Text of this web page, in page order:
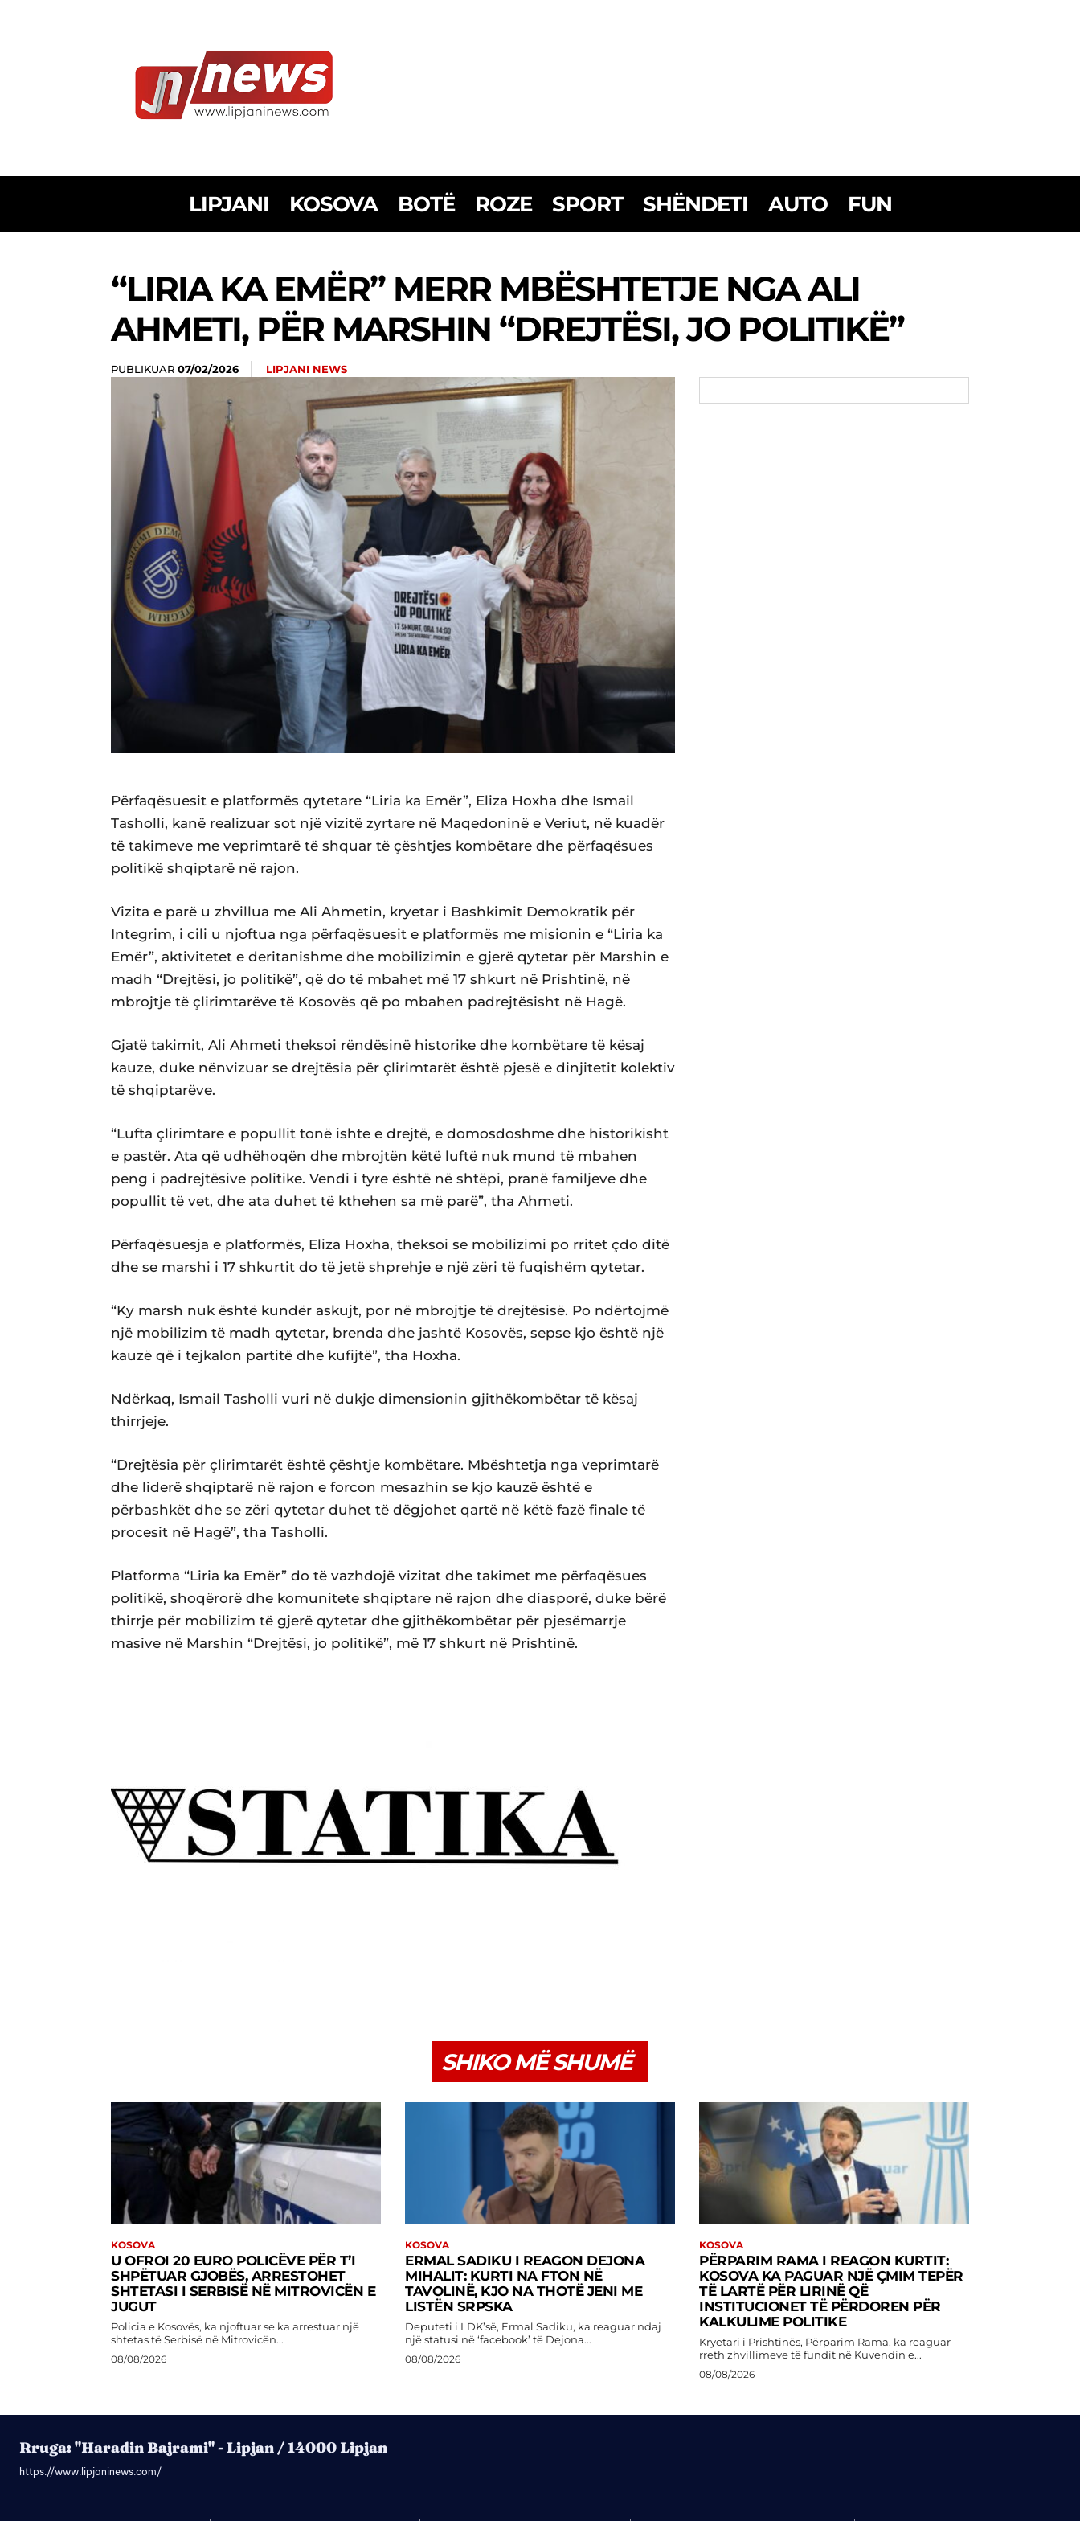
LIPJANI KOSOVA BOTË ROZE SPORT SHËNDETI AUTO FUN
“LIRIA KA EMËR” MERR MBËSHTETJE NGA ALI
AHMETI, PËR MARSHIN “DREJTËSI, JO POLITIKË”
PUBLIKUAR 07/02/2026 LIPJANI NEWS
Përfaqësuesit e platformës qytetare “Liria ka Emër”, Eliza Hoxha dhe Ismail
Tasholli, kanë realizuar sot një vizitë zyrtare në Maqedoninë e Veriut, në kuadër
të takimeve me veprimtarë të shquar të çështjes kombëtare dhe përfaqësues
politikë shqiptarë në rajon.
Vizita e parë u zhvillua me Ali Ahmetin, kryetar i Bashkimit Demokratik për
Integrim, i cili u njoftua nga përfaqësuesit e platformës me misionin e “Liria ka
Emër”, aktivitetet e deritanishme dhe mobilizimin e gjerë qytetar për Marshin e
madh “Drejtësi, jo politikë”, që do të mbahet më 17 shkurt në Prishtinë, në
mbrojtje të çlirimtarëve të Kosovës që po mbahen padrejtësisht në Hagë.
Gjatë takimit, Ali Ahmeti theksoi rëndësinë historike dhe kombëtare të kësaj
kauze, duke nënvizuar se drejtësia për çlirimtarët është pjesë e dinjitetit kolektiv
të shqiptarëve.
“Lufta çlirimtare e popullit tonë ishte e drejtë, e domosdoshme dhe historikisht
e pastër. Ata që udhëhoqën dhe mbrojtën këtë luftë nuk mund të mbahen
peng i padrejtësive politike. Vendi i tyre është në shtëpi, pranë familjeve dhe
popullit të vet, dhe ata duhet të kthehen sa më parë”, tha Ahmeti.
Përfaqësuesja e platformës, Eliza Hoxha, theksoi se mobilizimi po rritet çdo ditë
dhe se marshi i 17 shkurtit do të jetë shprehje e një zëri të fuqishëm qytetar.
“Ky marsh nuk është kundër askujt, por në mbrojtje të drejtësisë. Po ndërtojmë
një mobilizim të madh qytetar, brenda dhe jashtë Kosovës, sepse kjo është një
kauzë që i tejkalon partitë dhe kufijtë”, tha Hoxha.
Ndërkaq, Ismail Tasholli vuri në dukje dimensionin gjithëkombëtar të kësaj
thirrjeje.
“Drejtësia për çlirimtarët është çështje kombëtare. Mbështetja nga veprimtarë
dhe liderë shqiptarë në rajon e forcon mesazhin se kjo kauzë është e
përbashkët dhe se zëri qytetar duhet të dëgjohet qartë në këtë fazë finale të
procesit në Hagë”, tha Tasholli.
Platforma “Liria ka Emër” do të vazhdojë vizitat dhe takimet me përfaqësues
politikë, shoqërorë dhe komunitete shqiptare në rajon dhe diasporë, duke bërë
thirrje për mobilizim të gjerë qytetar dhe gjithëkombëtar për pjesëmarrje
masive në Marshin “Drejtësi, jo politikë”, më 17 shkurt në Prishtinë.
SHIKO MË SHUMË
KOSOVA
U OFROI 20 EURO POLICËVE PËR T’I
SHPËTUAR GJOBËS, ARRESTOHET
SHTETASI I SERBISË NË MITROVICËN E
JUGUT
Policia e Kosovës, ka njoftuar se ka arrestuar një
shtetas të Serbisë në Mitrovicën...
08/08/2026
KOSOVA
ERMAL SADIKU I REAGON DEJONA
MIHALIT: KURTI NA FTON NË
TAVOLINË, KJO NA THOTË JENI ME
LISTËN SRPSKA
Deputeti i LDK’së, Ermal Sadiku, ka reaguar ndaj
një statusi në ‘facebook’ të Dejona...
08/08/2026
KOSOVA
PËRPARIM RAMA I REAGON KURTIT:
KOSOVA KA PAGUAR NJË ÇMIM TEPËR
TË LARTË PËR LIRINË QË
INSTITUCIONET TË PËRDOREN PËR
KALKULIME POLITIKE
Kryetari i Prishtinës, Përparim Rama, ka reaguar
rreth zhvillimeve të fundit në Kuvendin e...
08/08/2026
Rruga: "Haradin Bajrami" - Lipjan / 14000 Lipjan
https://www.lipjaninews.com/